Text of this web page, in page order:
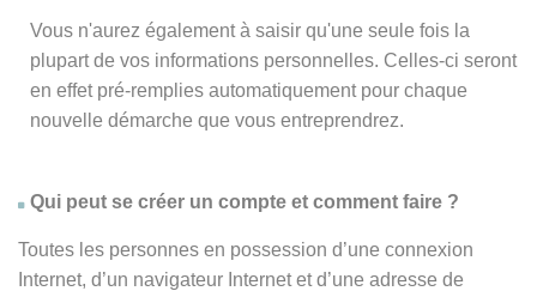
Vous n'aurez également à saisir qu'une seule fois la
plupart de vos informations personnelles. Celles-ci seront
en effet pré-remplies automatiquement pour chaque
nouvelle démarche que vous entreprendrez.
Qui peut se créer un compte et comment faire ?
Toutes les personnes en possession d’une connexion
Internet, d’un navigateur Internet et d’une adresse de